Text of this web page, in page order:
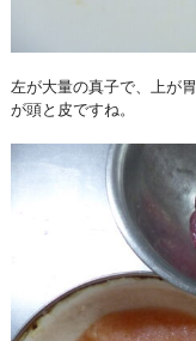
左が大量の真子で、上が
が頭と皮ですね。